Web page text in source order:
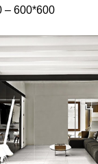
– 600*600